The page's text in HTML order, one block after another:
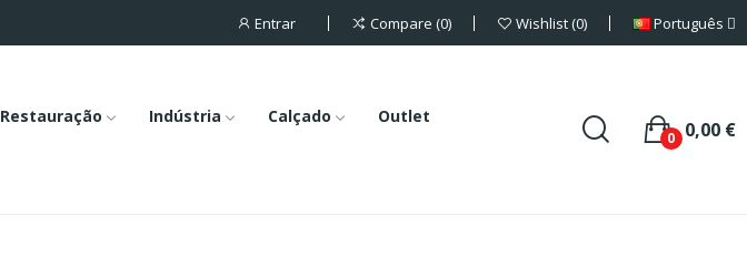
Entrar Compare 0 Wishlist 0 Português
Restauração Indústria Calçado
Outlet
0,00 €
0